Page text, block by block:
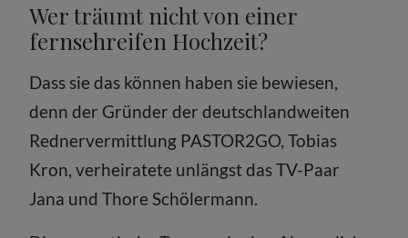
Wer träumt nicht von einer
fernsehreifen Hochzeit?
Dass sie das können haben sie bewiesen,
denn der Gründer der deutschlandweiten
Rednervermittlung PASTOR2GO, Tobias
Kron, verheiratete unlängst das TV-Paar
Jana und Thore Schölermann.